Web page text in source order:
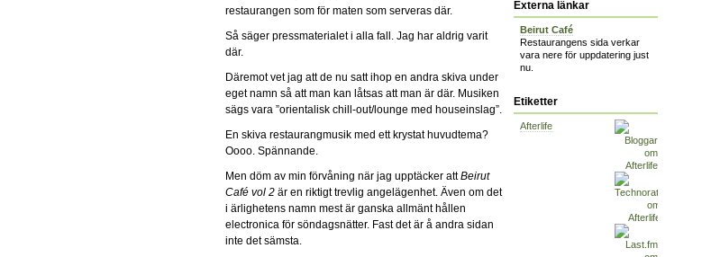
Externa länkar
Beirut Café
Restaurangens sida verkar
vara nere för uppdatering just
nu.
Etiketter
Afterlife
restaurangen som för maten som serveras där.
Så säger pressmaterialet i alla fall. Jag har aldrig varit
där.
Däremot vet jag att de nu satt ihop en andra skiva under
eget namn så att man kan låtsas att man är där. Musiken
sägs vara ”orientalisk chill-out/lounge med houseinslag”.
En skiva restaurangmusik med ett krystat huvudtema?
Oooo. Spännande.
Men döm av min förvåning när jag upptäcker attBeirut
Café vol 2 är en riktigt trevlig angelägenhet. Även om det
i ärlighetens namn mest är ganska allmänt hållen
electronica för söndagsnätter. Fast det är å andra sidan
inte det sämsta.